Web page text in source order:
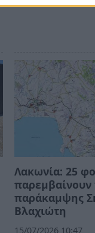
Λακωνία: 25
παρεμβαίνουν
παράκαμψης
Βλαχιώτη
15/07/2026 10:47